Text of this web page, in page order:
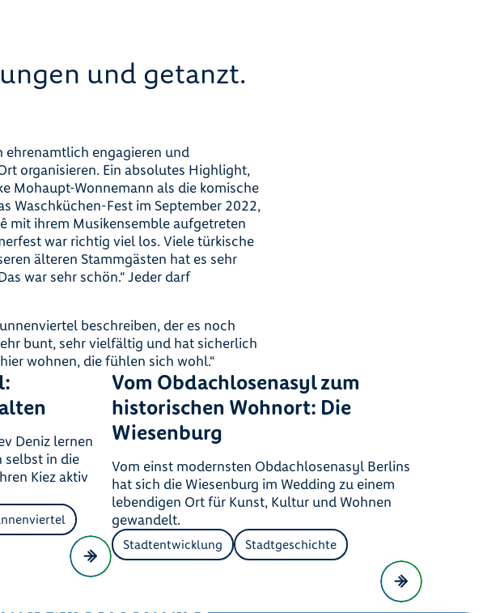
und getanzt.
ehrenamtlich engagieren und
organisieren. Ein absolutes Highlight,
Mohaupt-Wonnemann als die komische
Waschküchen-Fest im September 2022,
mit ihrem Musikensemble aufgetreten
war richtig viel los. Viele türkische
älteren Stammgästen hat es sehr
war sehr schön.“ Jeder darf
beschreiben, der es noch
bunt, sehr vielfältig und hat sicherlich
wohnen, die fühlen sich wohl.“
Deniz lernen
selbst in die
Kiez aktiv
Vom Obdachlosenasyl zum
historischen Wohnort: Die
Wiesenburg
Vom einst modernsten Obdachlosenasyl Berlins
hat sich die Wiesenburg im Wedding zu einem
lebendigen Ort für Kunst, Kultur und Wohnen
gewandelt.
Stadtentwicklung Stadtgeschichte